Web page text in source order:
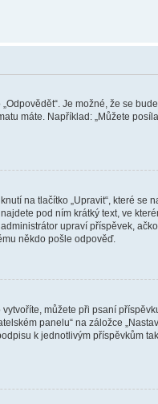
Je možné, že se
máte. Například: „Můžete
na tlačítko „Upravit“, které se
pod ním krátký text, ve
upraví příspěvek,
někdo pošle odpověď.
můžete při psaní
panelu“ na záložce
k jednotlivým příspěvkům